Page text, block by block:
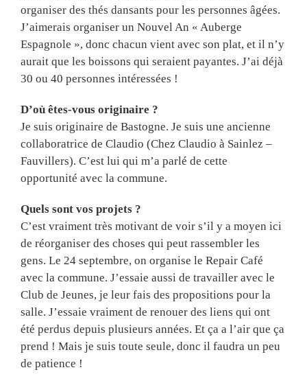
organiser des thés dansants pour les personnes âgées.
J’aimerais organiser un Nouvel An « Auberge
Espagnole », donc chacun vient avec son plat, et il n’y
aurait que les boissons qui seraient payantes. J’ai déjà
30 ou 40 personnes intéressées !
D’où êtes-vous originaire ?
Je suis originaire de Bastogne. Je suis une ancienne
collaboratrice de Claudio (Chez Claudio à Sainlez –
Fauvillers). C’est lui qui m’a parlé de cette
opportunité avec la commune.
Quels sont vos projets ?
C’est vraiment très motivant de voir s’il y a moyen ici
de réorganiser des choses qui peut rassembler les
gens. Le 24 septembre, on organise le Repair Café
avec la commune. J’essaie aussi de travailler avec le
Club de Jeunes, je leur fais des propositions pour la
salle. J’essaie vraiment de renouer des liens qui ont
été perdus depuis plusieurs années. Et ça a l’air que ça
prend ! Mais je suis toute seule, donc il faudra un peu
de patience !